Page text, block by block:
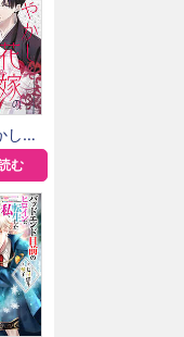
縁してください。～
む